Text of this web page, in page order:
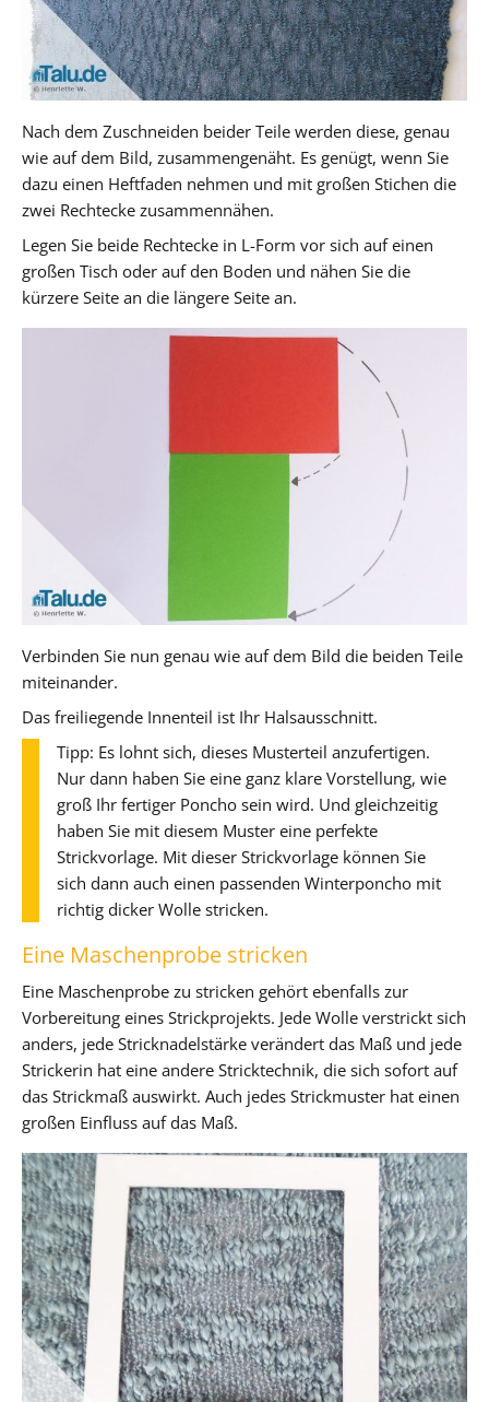
Nach dem Zuschneiden beider Teile werden diese, genau
wie auf dem Bild, zusammengenäht. Es genügt, wenn Sie
dazu einen Heftfaden nehmen und mit großen Stichen die
zwei Rechtecke zusammennähen.
Legen Sie beide Rechtecke in L-Form vor sich auf einen
großen Tisch oder auf den Boden und nähen Sie die
kürzere Seite an die längere Seite an.
Verbinden Sie nun genau wie auf dem Bild die beiden Teile
miteinander.
Das freiliegende Innenteil ist Ihr Halsausschnitt.
Tipp: Es lohnt sich, dieses Musterteil anzufertigen.
Nur dann haben Sie eine ganz klare Vorstellung, wie
groß Ihr fertiger Poncho sein wird. Und gleichzeitig
haben Sie mit diesem Muster eine perfekte
Strickvorlage. Mit dieser Strickvorlage können Sie
sich dann auch einen passenden Winterponcho mit
richtig dicker Wolle stricken.
Eine Maschenprobe stricken
Eine Maschenprobe zu stricken gehört ebenfalls zur
Vorbereitung eines Strickprojekts. Jede Wolle verstrickt sich
anders, jede Stricknadelstärke verändert das Maß und jede
Strickerin hat eine andere Stricktechnik, die sich sofort auf
das Strickmaß auswirkt. Auch jedes Strickmuster hat einen
großen Einfluss auf das Maß.